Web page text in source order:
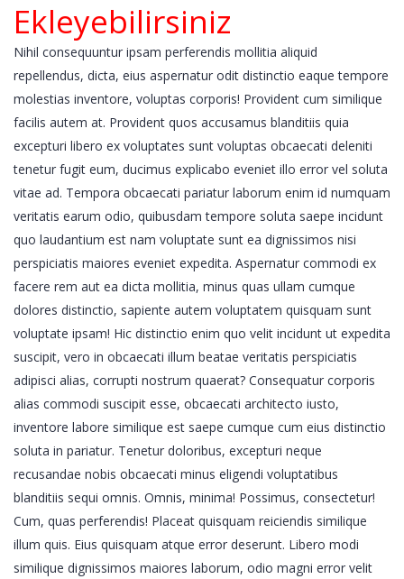
Ekleyebilirsiniz
Nihil consequuntur ipsam perferendis mollitia aliquid
repellendus, dicta, eius aspernatur odit distinctio eaque tempore
molestias inventore, voluptas corporis! Provident cum similique
facilis autem at. Provident quos accusamus blanditiis quia
excepturi libero ex voluptates sunt voluptas obcaecati deleniti
tenetur fugit eum, ducimus explicabo eveniet illo error vel soluta
vitae ad. Tempora obcaecati pariatur laborum enim id numquam
veritatis earum odio, quibusdam tempore soluta saepe incidunt
quo laudantium est nam voluptate sunt ea dignissimos nisi
perspiciatis maiores eveniet expedita. Aspernatur commodi ex
facere rem aut ea dicta mollitia, minus quas ullam cumque
dolores distinctio, sapiente autem voluptatem quisquam sunt
voluptate ipsam! Hic distinctio enim quo velit incidunt ut expedita
suscipit, vero in obcaecati illum beatae veritatis perspiciatis
adipisci alias, corrupti nostrum quaerat? Consequatur corporis
alias commodi suscipit esse, obcaecati architecto iusto,
inventore labore similique est saepe cumque cum eius distinctio
soluta in pariatur. Tenetur doloribus, excepturi neque
recusandae nobis obcaecati minus eligendi voluptatibus
blanditiis sequi omnis. Omnis, minima! Possimus, consectetur!
Cum, quas perferendis! Placeat quisquam reiciendis similique
illum quis. Eius quisquam atque error deserunt. Libero modi
similique dignissimos maiores laborum, odio magni error velit